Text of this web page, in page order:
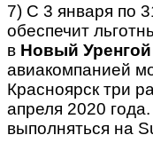
7) С 3 января по
обеспечит
в Новый Уренгой
авиакомпанией
Красноярск три
апреля 2020
выполняться на